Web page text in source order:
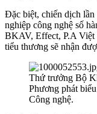
​Đặc biệt, chiến dịch lần
nghiệp công nghệ số
BKAV, Effect, P.A Việt
tiểu thương sẽ nhận
Thứ trưởng Bộ
Phương phát
Công nghệ.